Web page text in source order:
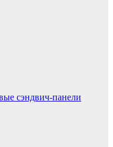
сэндвич-панели